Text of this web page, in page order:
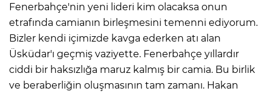
Fenerbahçe'nin yeni lideri kim olacaksa onun
etrafında camianın birleşmesini temenni ediyorum.
Bizler kendi içimizde kavga ederken atı alan
Üsküdar'ı geçmiş vaziyette. Fenerbahçe yıllardır
ciddi bir haksızlığa maruz kalmış bir camia. Bu birlik
ve beraberliğin oluşmasının tam zamanı. Hakan